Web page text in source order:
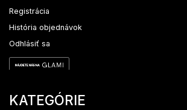
Registrácia
História objednávok
Odhlásiť sa
KATEGÓRIE